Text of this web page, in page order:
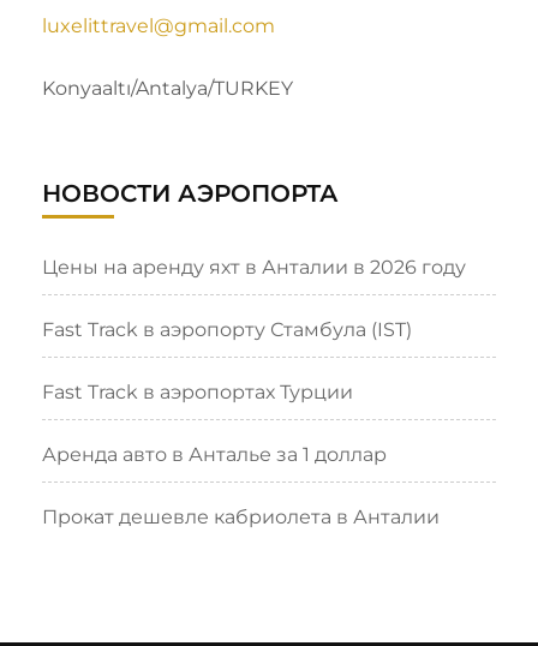
luxelittravel@gmail.com
Konyaaltı/Antalya/TURKEY
НОВОСТИ АЭРОПОРТА
Цены на аренду яхт в Анталии в 2026 году
Fast Track в аэропорту Стамбула (IST)
Fast Track в аэропортах Турции
Аренда авто в Анталье за 1 доллар
Прокат дешевле кабриолета в Анталии